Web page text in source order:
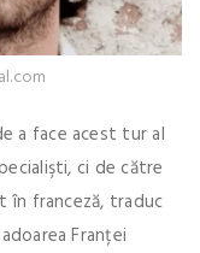
a face acest tur al
ci de către
în franceză, traduc
Franței